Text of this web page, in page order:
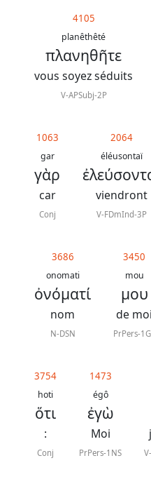
4105
planêthêté
πλανηθῆτε
vous soyez séduits
V-APSubj-2P
1063
gar
γὰρ
car
Conj
2064
éléusontaï
viendront
V-FDmInd-3P
3686
onomati
ὀνόματί
nom
N-DSN
3450
mou
μου
de moi
PrPers-
3754
hoti
ὅτι
:
Conj
1473
égô
ἐγὼ
Moi
PrPers-1NS